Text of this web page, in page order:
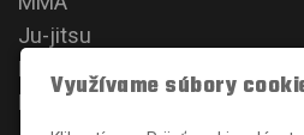
Ju-jitsu
Karate
KickboxVyužívame súbory